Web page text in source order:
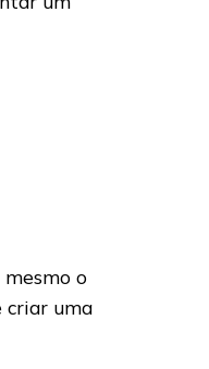
o
criar uma